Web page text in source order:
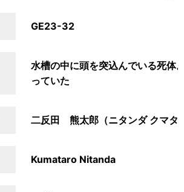
GE23-32
水槽の中に頭を突込んでいる死体
っていた
二反田 熊太郎（ニタンダ クマタ
Kumataro Nitanda